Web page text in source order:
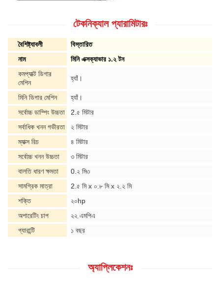
টেকনিক্যাল প্যারামিটারঃ
বৈশিষ্ট্যাবলী
বিস্তারিত
নাম
মিনি এক্সক্যাভার ১.২ টন
কমপ্যাক্ট ডিগার
মেশিন
হ্যাঁ।
মিনি ডিগার মেশিন
হ্যাঁ।
সর্বোচ্চ ডাম্পিং উচ্চতা
2.৫ মিটার
সর্বাধিক খনন গভীরতা
২ মিটার
ম্যাক্স রিচ
৪ মিটার
সর্বোচ্চ খনন উচ্চতা
৩ মিটার
বালতি ধারণ ক্ষমতা
0.২ মি৩
সামগ্রিক মাত্রা
2.৫ মি x ০.৮ মি x ২.২ মি
শক্তি
২০hp
অপারেটিং চাপ
২২ এমপিএ
গ্যারান্টি
১ বছর
অ্যাপ্লিকেশনঃ